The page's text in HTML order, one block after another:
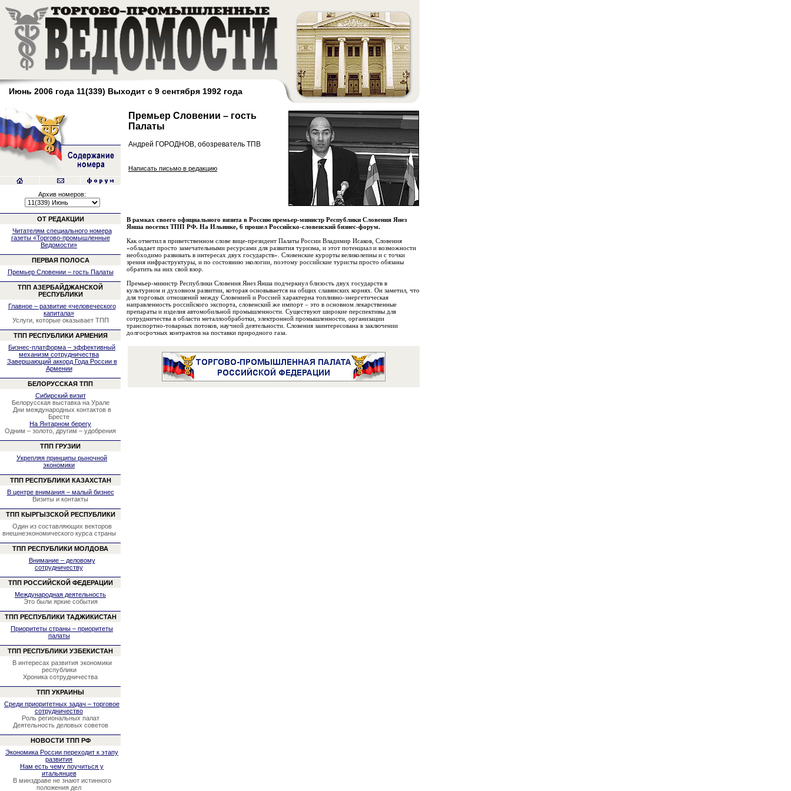
Июнь 2006 года 11(339) Выходит с 9 сентября 1992 года
Архив номеров:
ОТ РЕДАКЦИИ
Читателям специального номера
газеты «Торгово-промышленные
Ведомости»
ПЕРВАЯ ПОЛОСА
Премьер Словении – гость Палаты
ТПП АЗЕРБАЙДЖАНСКОЙ
РЕСПУБЛИКИ
Главное – развитие «человеческого
капитала»
Услуги, которые оказывает ТПП
ТПП РЕСПУБЛИКИ АРМЕНИЯ
Бизнес-платформа – эффективный
механизм сотрудничества
Завершающий аккорд Года России в
Армении
БЕЛОРУССКАЯ ТПП
Сибирский визит
Белорусская выставка на Урале
Дни международных контактов в
Бресте
На Янтарном берегу
Одним – золото, другим – удобрения
ТПП ГРУЗИИ
Укрепляя принципы рыночной
экономики
ТПП РЕСПУБЛИКИ КАЗАХСТАН
В центре внимания – малый бизнес
Визиты и контакты
ТПП КЫРГЫЗСКОЙ РЕСПУБЛИКИ
Один из составляющих векторов
внешнеэкономического курса страны
ТПП РЕСПУБЛИКИ МОЛДОВА
Внимание – деловому
сотрудничеству
ТПП РОССИЙСКОЙ ФЕДЕРАЦИИ
Международная деятельность
Это были яркие события
ТПП РЕСПУБЛИКИ ТАДЖИКИСТАН
Приоритеты страны – приоритеты
палаты
ТПП РЕСПУБЛИКИ УЗБЕКИСТАН
В интересах развития экономики
республики
Хроника сотрудничества
ТПП УКРАИНЫ
Среди приоритетных задач – торговое
сотрудничество
Роль региональных палат
Деятельность деловых советов
НОВОСТИ ТПП РФ
Экономика России переходит к этапу
развития
Нам есть чему поучиться у
итальянцев
В минздраве не знают истинного
положения дел
Премьер Словении – гость
Палаты
Андрей ГОРОДНОВ, обозреватель ТПВ
Написать письмо в редакцию
В рамках своего официального визита в Россию премьер-министр Республики Словения Янез
Янша посетил ТПП РФ. На Ильинке, 6 прошел Российско-словенский бизнес-форум.
Как отметил в приветственном слове вице-президент Палаты России Владимир Исаков, Словения
«обладает просто замечательными ресурсами для развития туризма, и этот потенциал и возможности
необходимо развивать в интересах двух государств». Словенские курорты великолепны и с точки
зрения инфраструктуры, и по состоянию экологии, поэтому российские туристы просто обязаны
обратить на них свой взор.
Премьер-министр Республики Словения Янез Янша подчеркнул близость двух государств в
культурном и духовном развитии, которая основывается на общих славянских корнях. Он заметил, что
для торговых отношений между Словенией и Россией характерна топливно-энергетическая
направленность российского экспорта, словенский же импорт – это в основном лекарственные
препараты и изделия автомобильной промышленности. Существуют широкие перспективы для
сотрудничества в области металлообработки, электронной промышленности, организации
транспортно-товарных потоков, научной деятельности. Словения заинтересована в заключении
долгосрочных контрактов на поставки природного газа.